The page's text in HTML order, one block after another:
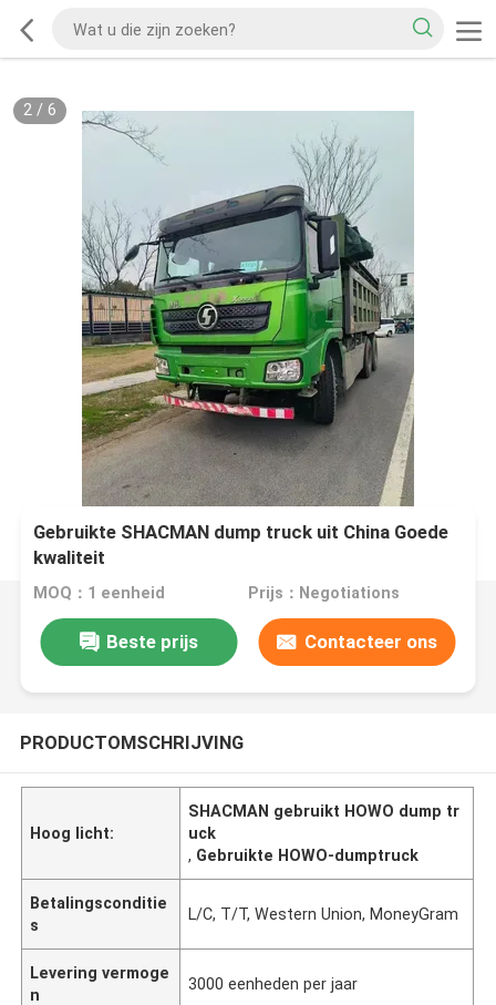
2/ 6
Gebruikte SHACMAN dump truck uit China Goede
kwaliteit
MOQ：1 eenheid Prijs：Negotiations
Beste prijs Contacteer ons
PRODUCTOMSCHRIJVING
Hoog licht:
SHACMAN gebruikt HOWO dump tr
uck
, Gebruikte HOWO-dumptruck
Betalingsconditie
s
L/C, T/T, Western Union, MoneyGram
Levering vermoge
n
3000 eenheden per jaar